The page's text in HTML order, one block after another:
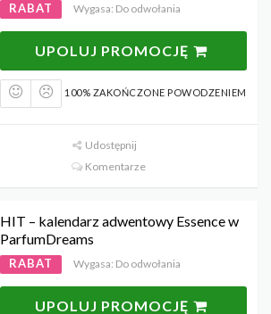
RABAT Wygasa: Do odwołania
UPOLUJ PROMOCJĘ
100% ZAKOŃCZONE POWODZENIEM
Udostępnij
Komentarze
HIT – kalendarz adwentowy Essence w
ParfumDreams
RABAT Wygasa: Do odwołania
UPOLUJ PROMOCJĘ